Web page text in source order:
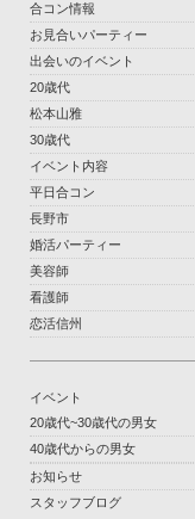
合コン情報
お見合いパーティー
出会いのイベント
20歳代
松本山雅
30歳代
イベント内容
平日合コン
長野市
婚活パーティー
美容師
看護師
恋活信州
イベント
20歳代~30歳代の男女
40歳代からの男女
お知らせ
スタッフブログ